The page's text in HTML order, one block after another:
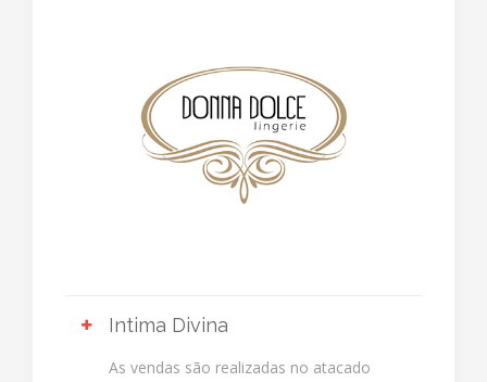
Intima Divina
As vendas são realizadas no atacado